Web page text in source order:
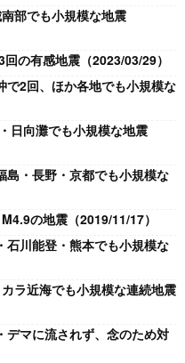
部でも小規模な地震
の有感地震（2023/03/29）
で2回、ほか各地でも小規模な
日向灘でも小規模な地震
島・長野・京都でも小規模な
の地震（2019/11/17）
石川能登・熊本でも小規模な
ラ近海でも小規模な連続地震
デマに流されず、念のため対